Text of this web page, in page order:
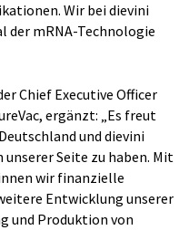
Wir bei dievini
der mRNA-Technologie
Chief Executive Officer
ergänzt: „Es freut
und dievini
Seite zu haben. Mit
wir finanzielle
Entwicklung unserer
und Produktion von